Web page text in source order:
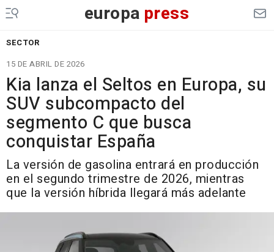
europa press
SECTOR
15 DE ABRIL DE 2026
Kia lanza el Seltos en Europa, su
SUV subcompacto del
segmento C que busca
conquistar España
La versión de gasolina entrará en producción
en el segundo trimestre de 2026, mientras
que la versión híbrida llegará más adelante